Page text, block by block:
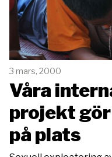
3 mars, 2000
Våra
projekt
på plats